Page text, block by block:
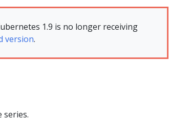
1.9 is no longer receiving
version.
series.